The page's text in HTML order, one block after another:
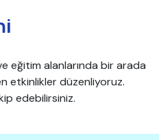
eğitim alanlarında bir arada
etkinlikler düzenliyoruz.
edebilirsiniz.